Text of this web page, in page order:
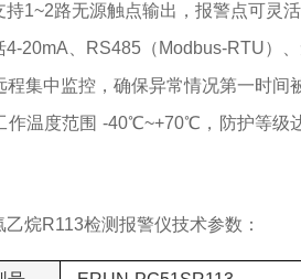
1~2路无源触点输出，报警点可灵活
20mA、RS485（Modbus-RTU）
集中监控，确保异常情况第一时间
温度范围 -40℃~+70℃，防护等级
烷R113检测报警仪技术参数：